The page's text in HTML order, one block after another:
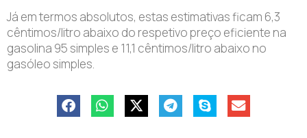
Já em termos absolutos, estas estimativas ficam 6,3
cêntimos/litro abaixo do respetivo preço eficiente na
gasolina 95 simples e 11,1 cêntimos/litro abaixo no
gasóleo simples.